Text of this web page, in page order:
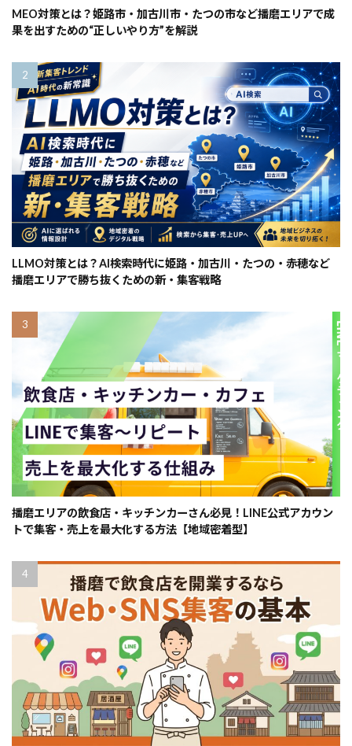
MEO対策とは？姫路市・加古川市・たつの市など播磨エリアで成
果を出すための“正しいやり方”を解説
LLMO対策とは？AI検索時代に姫路・加古川・たつの・赤穂など
播磨エリアで勝ち抜くための新・集客戦略
播磨エリアの飲食店・キッチンカーさん必見！LINE公式アカウン
トで集客・売上を最大化する方法【地域密着型】